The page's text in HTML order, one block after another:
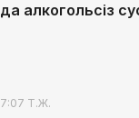
алкогольсіз
Т.Ж.